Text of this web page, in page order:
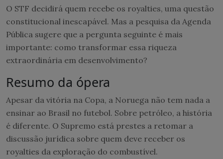
O STF decidirá quem recebe os royalties, uma questão
constitucional inescapável. Mas a pesquisa da Agenda
Pública sugere que a pergunta seguinte é mais
importante: como transformar essa riqueza
extraordinária em desenvolvimento?
Resumo da ópera
Apesar da vitória na Copa, a Noruega não tem nada a
ensinar ao Brasil no futebol. Sobre petróleo, a história
é diferente. O Supremo está prestes a retomar a
discussão jurídica sobre quem deve receber os
royalties da exploração do combustível.